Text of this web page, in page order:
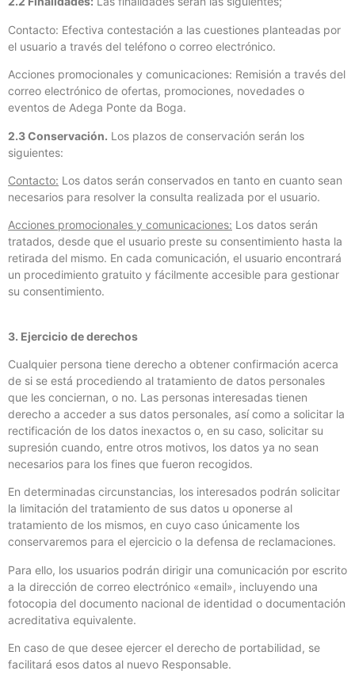
Contacto: Efectiva contestación a las cuestiones planteadas por
el usuario a través del teléfono o correo electrónico.
Acciones promocionales y comunicaciones: Remisión a través del
correo electrónico de ofertas, promociones, novedades o
eventos de Adega Ponte da Boga.
2.3 Conservación. Los plazos de conservación serán los
siguientes:
Contacto: Los datos serán conservados en tanto en cuanto sean
necesarios para resolver la consulta realizada por el usuario.
Acciones promocionales y comunicaciones: Los datos serán
tratados, desde que el usuario preste su consentimiento hasta la
retirada del mismo. En cada comunicación, el usuario encontrará
un procedimiento gratuito y fácilmente accesible para gestionar
su consentimiento.
3. Ejercicio de derechos
Cualquier persona tiene derecho a obtener confirmación acerca
de si se está procediendo al tratamiento de datos personales
que les conciernan, o no. Las personas interesadas tienen
derecho a acceder a sus datos personales, así como a solicitar la
rectificación de los datos inexactos o, en su caso, solicitar su
supresión cuando, entre otros motivos, los datos ya no sean
necesarios para los fines que fueron recogidos.
En determinadas circunstancias, los interesados podrán solicitar
la limitación del tratamiento de sus datos u oponerse al
tratamiento de los mismos, en cuyo caso únicamente los
conservaremos para el ejercicio o la defensa de reclamaciones.
Para ello, los usuarios podrán dirigir una comunicación por escrito
a la dirección de correo electrónico «email», incluyendo una
fotocopia del documento nacional de identidad o documentación
acreditativa equivalente.
En caso de que desee ejercer el derecho de portabilidad, se
facilitará esos datos al nuevo Responsable.